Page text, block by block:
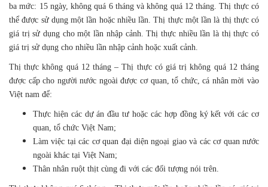
ba mức: 15 ngày, không quá 6 tháng và không quá 12 tháng. Thị thực có
thể được sử dụng một lần hoặc nhiều lần. Thị thực một lần là thị thực có
giá trị sử dụng cho một lần nhập cảnh. Thị thực nhiều lần là thị thực có
giá trị sử dụng cho nhiều lần nhập cảnh hoặc xuất cảnh.
Thị thực không quá 12 tháng – Thị thực có giá trị không quá 12 tháng
được cấp cho người nước ngoài được cơ quan, tổ chức, cá nhân mời vào
Việt nam để:
Thực hiện các dự án đầu tư hoặc các hợp đồng ký kết với các cơ
quan, tổ chức Việt Nam;
Làm việc tại các cơ quan đại diện ngoại giao và các cơ quan nước
ngoài khác tại Việt Nam;
Thân nhân ruột thịt cùng đi với các đối tượng nói trên.